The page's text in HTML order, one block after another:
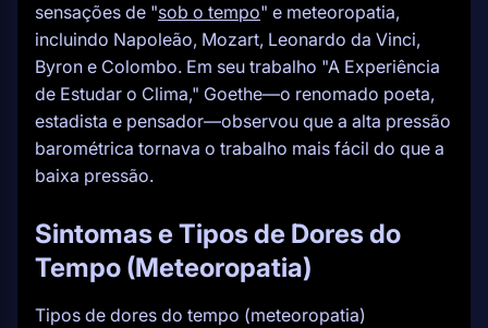
sensações de "sob o tempo" e meteoropatia,
incluindo Napoleão, Mozart, Leonardo da Vinci,
Byron e Colombo. Em seu trabalho "A Experiência
de Estudar o Clima," Goethe—o renomado poeta,
estadista e pensador—observou que a alta pressão
barométrica tornava o trabalho mais fácil do que a
baixa pressão.
Sintomas e Tipos de Dores do
Tempo (Meteoropatia)
Tipos de dores do tempo (meteoropatia)